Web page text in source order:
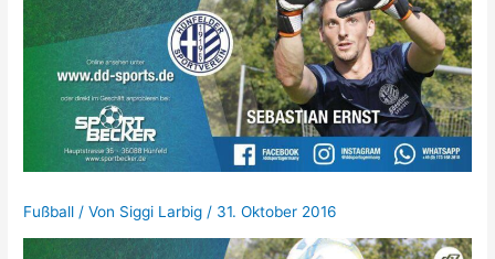
Fußball / Von Siggi Larbig/ 31. Oktober 2016